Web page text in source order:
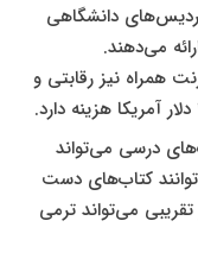
دانشگاهی
می‌دهند.
همراه نیز رقابتی و
درسی می‌تواند
کتاب‌های دست
می‌تواند ترمی